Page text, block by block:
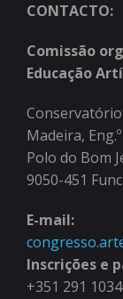
CONTACTO:
Comissão
Educação
Madeira,
Polo do Bom
9050-451
E-mail:
Inscrições e
+351 291